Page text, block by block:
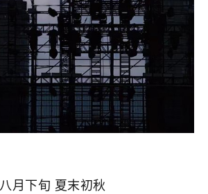
八月下旬 夏末初秋